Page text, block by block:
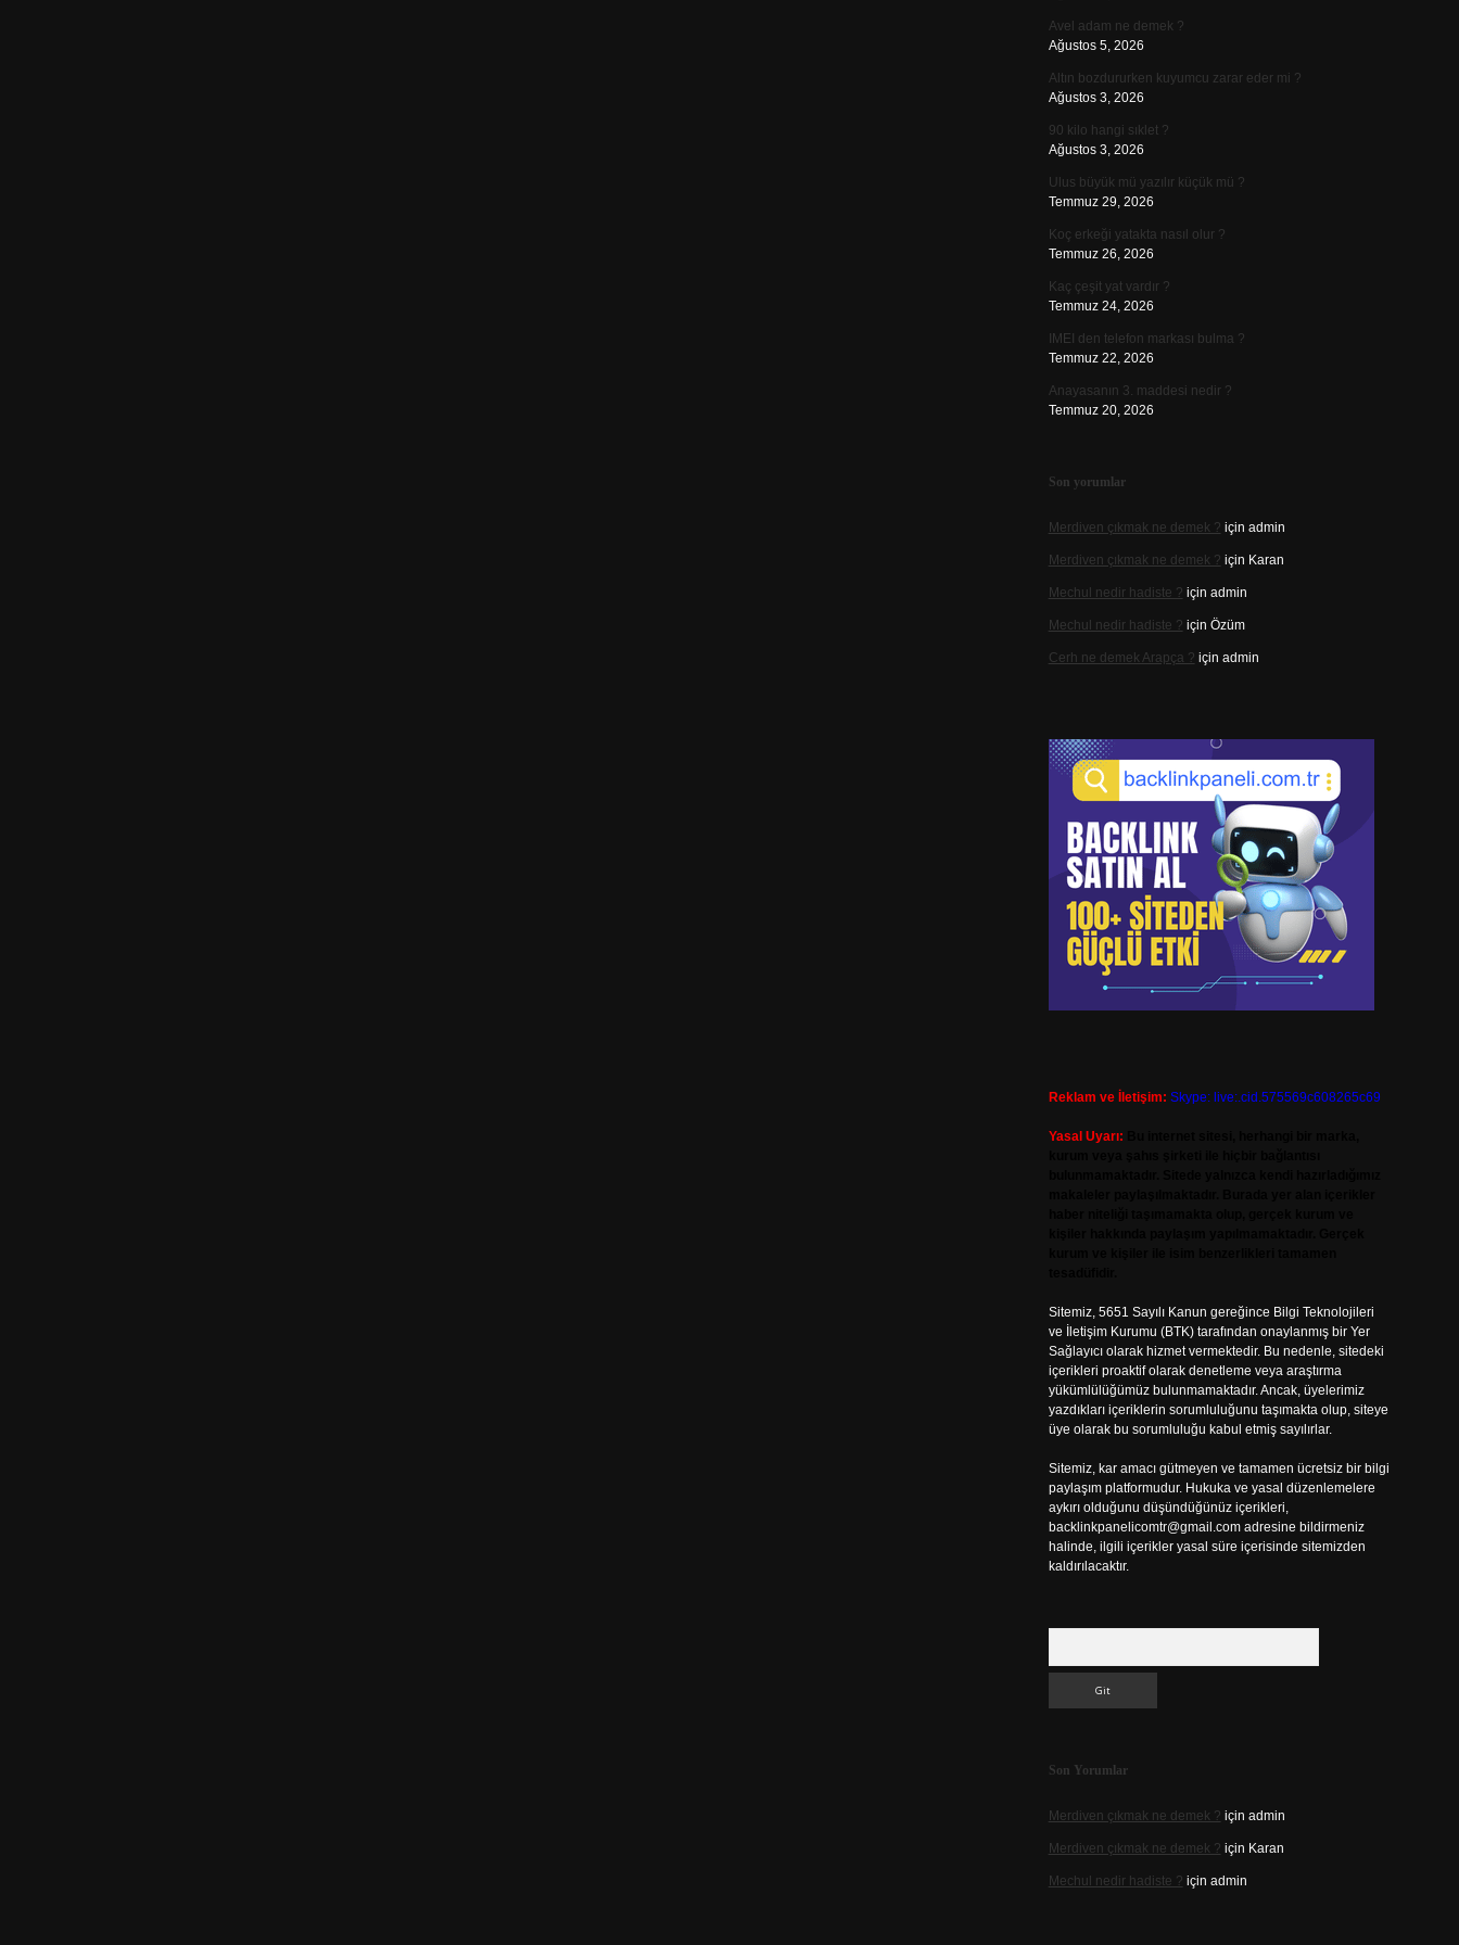
Avel adam ne demek ?
Ağustos 5, 2026
Altın bozdururken kuyumcu zarar eder mi ?
Ağustos 3, 2026
90 kilo hangi sıklet ?
Ağustos 3, 2026
Ulus büyük mü yazılır küçük mü ?
Temmuz 29, 2026
Koç erkeği yatakta nasıl olur ?
Temmuz 26, 2026
Kaç çeşit yat vardır ?
Temmuz 24, 2026
IMEI den telefon markası bulma ?
Temmuz 22, 2026
Anayasanın 3. maddesi nedir ?
Temmuz 20, 2026
Son yorumlar
Merdiven çıkmak ne demek ? için admin
Merdiven çıkmak ne demek ? için Karan
Mechul nedir hadiste ? için admin
Mechul nedir hadiste ? için Özüm
Cerh ne demek Arapça ? için admin
Reklam ve İletişim: Skype: live:.cid.575569c608265c69
Yasal Uyarı:
Sitemiz, 5651 Sayılı Kanun gereğince Bilgi Teknolojileri
ve İletişim Kurumu (BTK) tarafından onaylanmış bir Yer
Sağlayıcı olarak hizmet vermektedir. Bu nedenle, sitedeki
içerikleri proaktif olarak denetleme veya araştırma
yükümlülüğümüz bulunmamaktadır. Ancak, üyelerimiz
yazdıkları içeriklerin sorumluluğunu taşımakta olup, siteye
üye olarak bu sorumluluğu kabul etmiş sayılırlar.
Sitemiz, kar amacı gütmeyen ve tamamen ücretsiz bir bilgi
paylaşım platformudur. Hukuka ve yasal düzenlemelere
aykırı olduğunu düşündüğünüz içerikleri,
backlinkpanelicomtr@gmail.comadresine bildirmeniz
halinde, ilgili içerikler yasal süre içerisinde sitemizden
kaldırılacaktır.
Son Yorumlar
Merdiven çıkmak ne demek ? için admin
Merdiven çıkmak ne demek ? için Karan
Mechul nedir hadiste ? için admin